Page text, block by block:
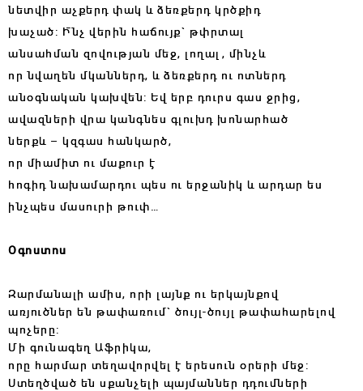
նետվիր աչքերդ փակ և ձեռքերդ կրծքիդ
խաչած: Իˉնչ վերին հաճույք` թփրտալ
անսահման զովության մեջ, լողալ, մինչև
որ նվաղեն մկաններդ, և ձեռքերդ ու ոտներդ
անօգնական կախվեն: Եվ երբ դուրս գաս ջրից,
ավազների վրա կանգնես գլուխդ խոնարհած
ներքև – կզգաս հանկարծ,
որ միամիտ ու մաքուր է
հոգիդ նախամարդու պես ու երջանիկ և արդար ես
ինչպես մասուրի թուփ…
Օգոստոս
Զարմանալի ամիս, որի լայնք ու երկայնքով
առյուծներ են թափառում` ծույլ-ծույլ թափահարելով
պոչերը:
Մի գունագեղ Աֆրիկա,
որը հարմար տեղավորվել է երեսուն օրերի մեջ:
Ստեղծված են սքանչելի պայմաններ դդումների